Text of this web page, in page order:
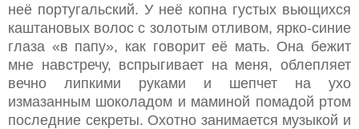
неё португальский. У неё копна густых вьющихся
каштановых волос с золотым отливом, ярко-синие
глаза «в папу», как говорит её мать. Она бежит
мне навстречу, вспрыгивает на меня, облепляет
вечно липкими руками и шепчет на ухо
измазанным шоколадом и маминой помадой ртом
последние секреты. Охотно занимается музыкой и